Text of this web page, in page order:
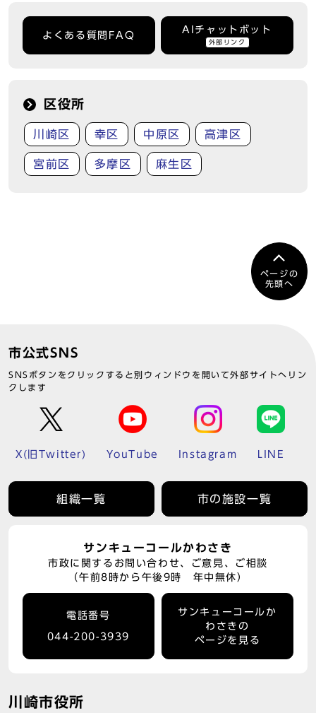
よくある質問FAQ
AIチャットボット
外部リンク
区役所
川崎区 幸区 中原区 高津区
宮前区 多摩区 麻生区
ページの
先頭へ
市公式SNS
SNSボタンをクリックすると別ウィンドウを開いて外部サイトへリン
クします
X(旧Twitter) YouTube Instagram LINE
組織一覧 市の施設一覧
サンキューコールかわさき
市政に関するお問い合わせ、ご意見、ご相談
（午前8時から午後9時 年中無休）
電話番号
044-200-3939
サンキューコールか
わさきの
ページを見る
川崎市役所